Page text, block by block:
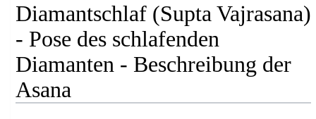
Diamantschlaf (Supta Vajrasana)
- Pose des schlafenden
Diamanten - Beschreibung der
Asana